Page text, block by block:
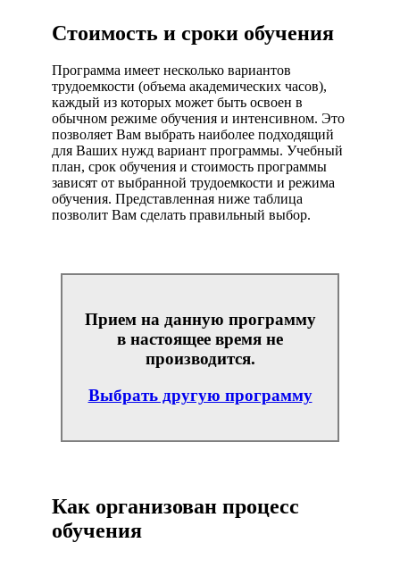
Стоимость и сроки обучения
Программа имеет несколько вариантов
трудоемкости (объема академических часов),
каждый из которых может быть освоен в
обычном режиме обучения и интенсивном. Это
позволяет Вам выбрать наиболее подходящий
для Ваших нужд вариант программы. Учебный
план, срок обучения и стоимость программы
зависят от выбранной трудоемкости и режима
обучения. Представленная ниже таблица
позволит Вам сделать правильный выбор.
Прием на данную программу
в настоящее время не
производится.
Выбрать другую программу
Как организован процесс
обучения